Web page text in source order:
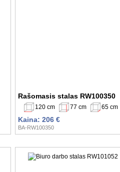
Rašomasis stalas RW100350
120 cm 77 cm 65 cm
Kaina: 206 €
BA-RW100350